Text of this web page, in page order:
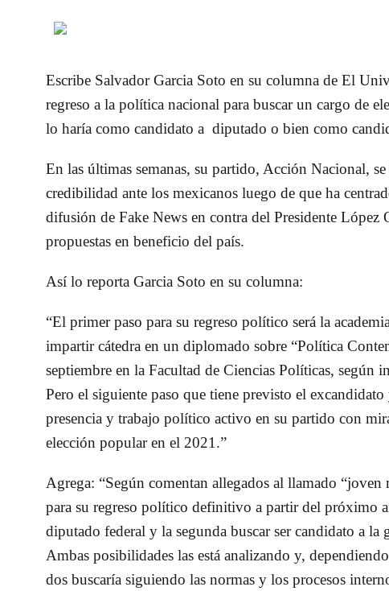
Escribe Salvador Garcia Soto en su columna de El
regreso a la política nacional para buscar un cargo de
lo haría como candidato a diputado o bien como
En las últimas semanas, su partido, Acción Nacional,
credibilidad ante los mexicanos luego de que ha
difusión de Fake News en contra del Presidente López
propuestas en beneficio del país.
Así lo reporta Garcia Soto en su columna:
“El primer paso para su regreso político será la
impartir cátedra en un diplomado sobre “Política
septiembre en la Facultad de Ciencias Políticas, según
Pero el siguiente paso que tiene previsto el
presencia y trabajo político activo en su partido con
elección popular en el 2021.”
Agrega: “Según comentan allegados al llamado
para su regreso político definitivo a partir del próximo
diputado federal y la segunda buscar ser candidato a la
Ambas posibilidades las está analizando y,
dos buscaría siguiendo las normas y los procesos